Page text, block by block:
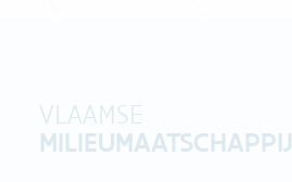
VLAAMSE
MILIEUMAATSCHAPPIJ